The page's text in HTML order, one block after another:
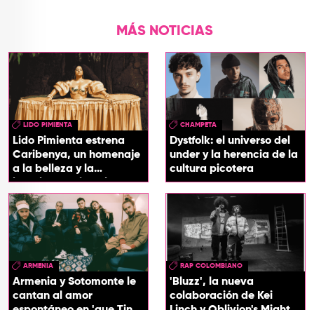
MÁS NOTICIAS
LIDO PIMIENTA
Lido Pimienta estrena
Caribenya, un homenaje
a la belleza y la
identidad del Caribe
CHAMPETA
Dystfolk: el universo del
under y la herencia de la
cultura picotera
ARMENIA
Armenia y Sotomonte le
cantan al amor
RAP COLOMBIANO
'Bluzz', la nueva
colaboración de Kei